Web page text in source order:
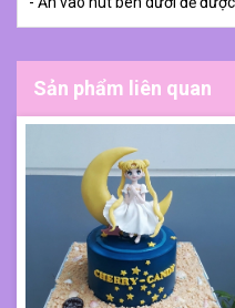
Sản phẩm liên quan